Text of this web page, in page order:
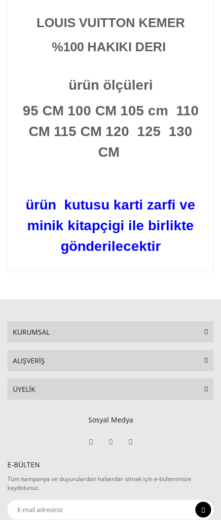
LOUIS VUITTON KEMER
%100 HAKIKI DERI
ürün ölçüleri
95 CM 100 CM 105 cm 110
CM 115 CM 120 125 130
CM
ürün kutusu karti zarfi ve
minik kitapçigi ile birlikte
gönderilecektir
KURUMSAL
ALIŞVERİŞ
ÜYELİK
Sosyal Medya
E-BÜLTEN
Tüm kampanya ve duyurulardan haberdar olmak için e-bültenimize
kaydolunuz.